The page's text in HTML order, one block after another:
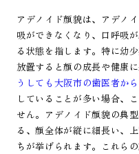
アデノイド顔貌は、アデノ
吸ができなくなり、口呼吸
る状態を指します。特に幼
放置すると顔の成長や健康
うしても大阪市の歯医者か
していることが多い場合、
せん。アデノイド顔貌の典
る、顔全体が縦に細長い、
ちが挙げられます。これら